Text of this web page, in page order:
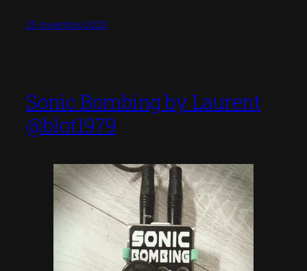
25 novembre 2025
Sonic Bombing by Laurent
@blot1979